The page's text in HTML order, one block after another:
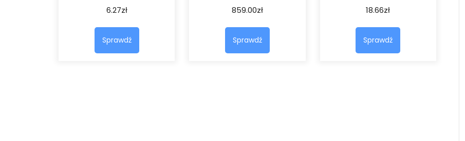
6.27zł
Sprawdź
859.00zł
Sprawdź
18.66zł
Sprawdź